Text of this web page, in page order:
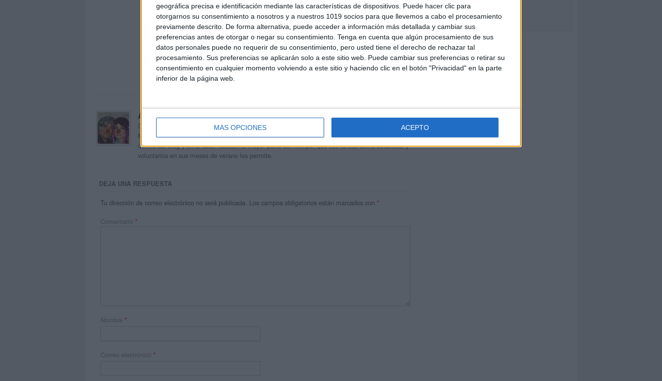
geográfica precisa e identificación mediante las características de dispositivos. Puede hacer clic para
otorgarnos su consentimiento a nosotros y a nuestros 1019 socios para que llevemos a cabo el procesamiento
previamente descrito. De forma alternativa, puede acceder a información más detallada y cambiar sus
preferencias antes de otorgar o negar su consentimiento. Tenga en cuenta que algún procesamiento de sus
datos personales puede no requerir de su consentimiento, pero usted tiene el derecho de rechazar tal
procesamiento. Sus preferencias se aplicarán solo a este sitio web. Puede cambiar sus preferencias o retirar su
consentimiento en cualquier momento volviendo a este sitio y haciendo clic en el botón "Privacidad" en la parte
inferior de la página web.
MÁS OPCIONES ACEPTO
Acerca de orientacionandujar
Orientación Andújar no es solo un blog, es la apuesta personal de dos profesores Ginés y
Maribel, que además de ser pareja, son los encargados de los contenidos que encontramos
dentro del blog y en el cual, vuelcan la mayor parte del tiempo, que sus tareas como docentes, y
voluntarios en sus meses de verano les permite.
DEJA UNA RESPUESTA
Tu dirección de correo electrónico no será publicada. Los campos obligatorios están marcados con *
Comentario *
Nombre *
Correo electrónico *